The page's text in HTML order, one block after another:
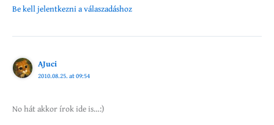
Be kell jelentkezni a válaszadáshoz
AJuci
2010.08.25. at 09:54
No hát akkor írok ide is…:)